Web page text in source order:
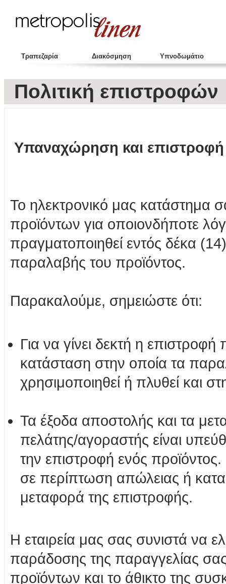
Τραπεζαρία Διακόσμηση Υπνοδωμάτιο
Πολιτική επιστροφών
Υπαναχώρηση και επιστροφή
Το ηλεκτρονικό μας κατάστημα
προϊόντων για οποιονδήποτε
πραγματοποιηθεί εντός δέκα
παραλαβής του προϊόντος.
Παρακαλούμε, σημειώστε ότι:
Για να γίνει δεκτή η
κατάσταση στην οποία τα
χρησιμοποιηθεί ή πλυθεί και
Τα έξοδα αποστολής και τα
πελάτης/αγοραστής είναι
την επιστροφή ενός
σε περίπτωση απώλειας ή
μεταφορά της επιστροφής.
Η εταιρεία μας σας συνιστά να
παράδοσης της παραγγελίας
προϊόντων και το άθικτο της